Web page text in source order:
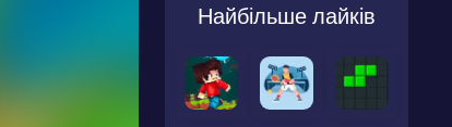
Найбільше лайків